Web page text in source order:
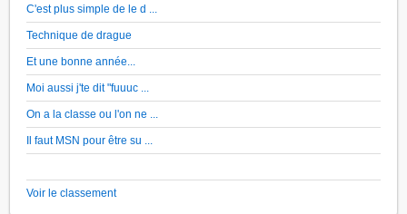
C'est plus simple de le d ...
Technique de drague
Et une bonne année...
Moi aussi j'te dit "fuuuc ...
On a la classe ou l'on ne ...
Il faut MSN pour être su ...
Voir le classement